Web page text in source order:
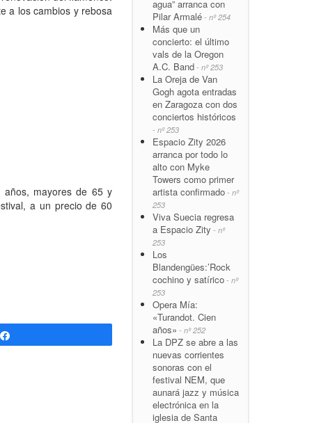
a los cambios y rebosa
mayores de 65 y
a un precio de 60
agua” arranca con
Pilar Armalé - nº 254
Más que un
concierto: el último
vals de la Oregon
A.C. Band - nº 253
La Oreja de Van
Gogh agota entradas
en Zaragoza con dos
conciertos históricos
- nº 253
Espacio Zity 2026
arranca por todo lo
alto con Myke
Towers como primer
artista confirmado - nº
253
Viva Suecia regresa
a Espacio Zity - nº
253
Los
Blandengües:’Rock
cochino y satírico - nº
253
Opera Mía:
«Turandot. Cien
años» - nº 252
La DPZ se abre a las
nuevas corrientes
sonoras con el
festival NEM, que
aunará jazz y música
electrónica en la
iglesia de Santa